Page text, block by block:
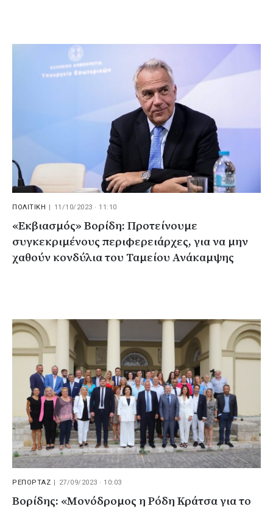
ΠΟΛΙΤΙΚΗ | 11/10/2023 · 11:10
«Εκβιασμός» Βορίδη: Προτείνουμε
συγκεκριμένους περιφερειάρχες, για να μην
χαθούν κονδύλια του Ταμείου Ανάκαμψης
ΡΕΠΟΡΤΑΖ | 27/09/2023 · 10:03
Βορίδης: «Μονόδρομος η Ρόδη Κράτσα για το